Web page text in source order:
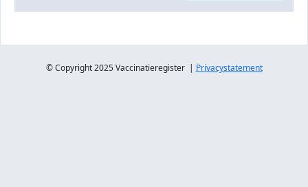
© Copyright 2025 Vaccinatieregister | Privacystatement